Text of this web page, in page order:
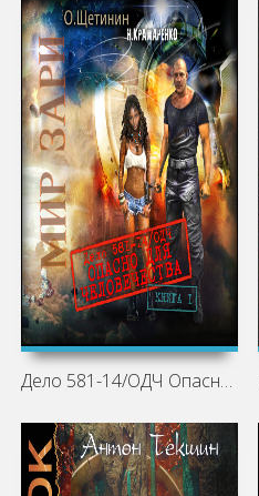
Дело 581-14/ОДЧ Опасно для человечества